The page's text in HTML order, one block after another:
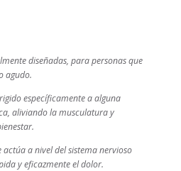
diseñadas, para personas que
agudo.
específicamente a alguna
aliviando la musculatura y
a nivel del sistema nervioso
y eficazmente el dolor.